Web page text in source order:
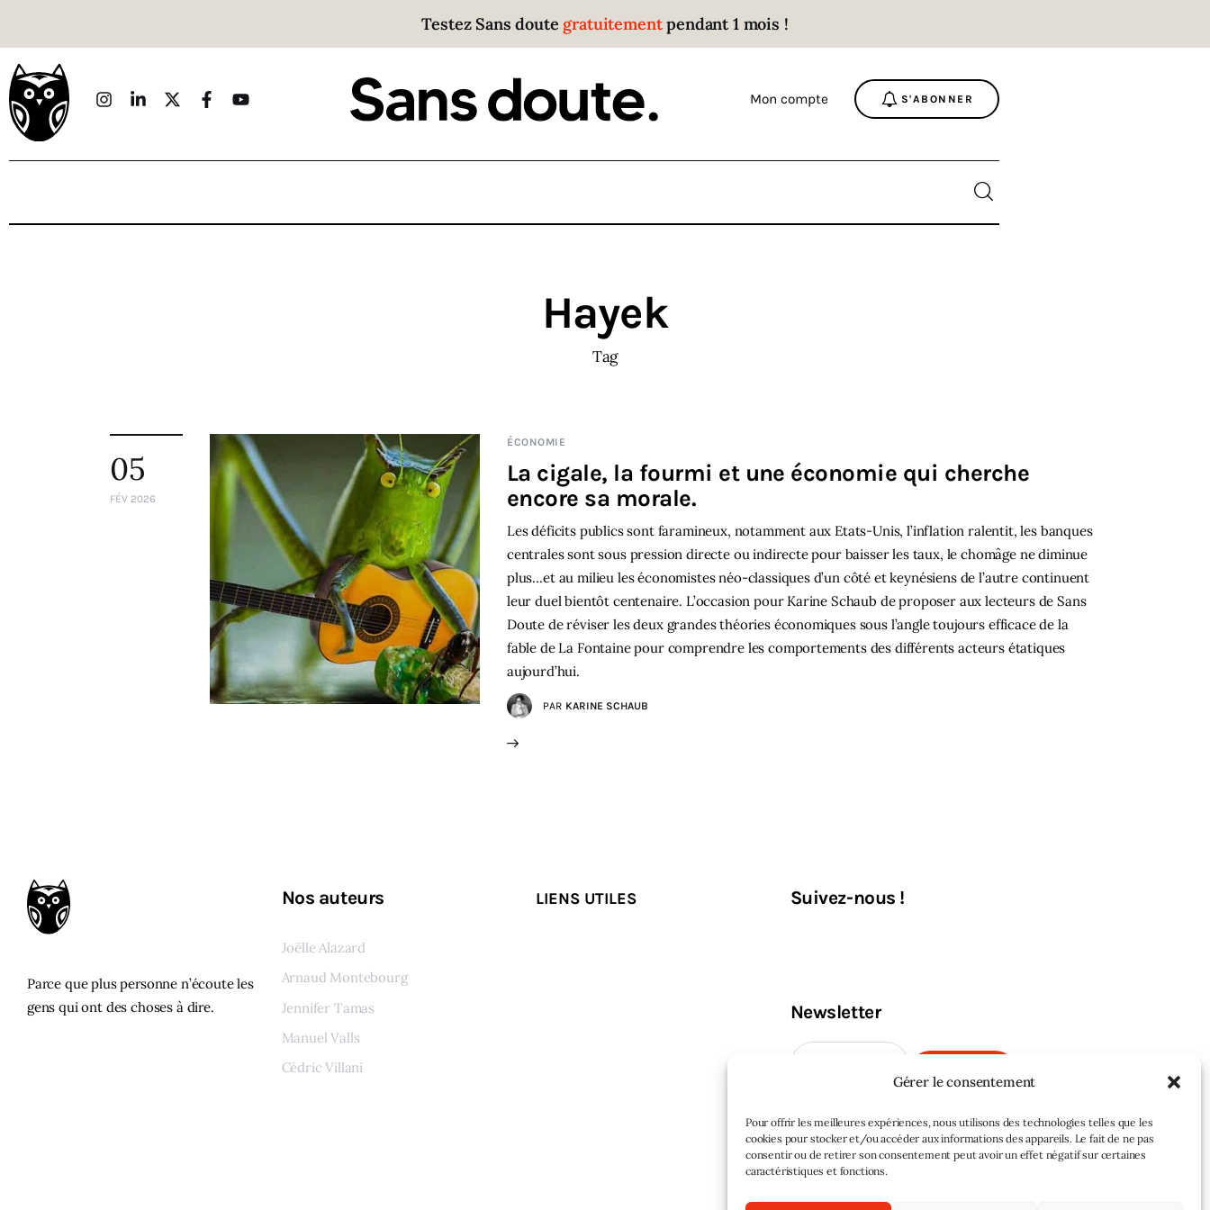
Gérer le consentement
Pour offrir les meilleures expériences, nous utilisons des technologies telles que les
cookies pour stocker et/ou accéder aux informations des appareils. Le fait de ne pas
consentir ou de retirer son consentement peut avoir un effet négatif sur certaines
caractéristiques et fonctions.
Testez Sans doute gratuitementpendant 1 mois !
Mon compte S'ABONNER
Sans doute
Parce que plus personne n’écoute les gens qui ont
des choses à dire.
Économie
Monde
Hayek
Tag
05
FÉV 2026
ÉCONOMIE
La cigale, la fourmi et une économie qui cherche
encore sa morale.
Les déficits publics sont faramineux, notamment aux Etats-Unis, l’inflation ralentit, les banques
centrales sont sous pression directe ou indirecte pour baisser les taux, le chomâge ne diminue
plus…et au milieu les économistes néo-classiques d’un côté et keynésiens de l’autre continuent
leur duel bientôt centenaire. L’occasion pour Karine Schaub de proposer aux lecteurs de Sans
Doute de réviser les deux grandes théories économiques sous l’angle toujours efficace de la
fable de La Fontaine pour comprendre les comportements des différents acteurs étatiques
aujourd’hui.
PAR KARINE SCHAUB
Parce que plus personne n’écoute les
gens qui ont des choses à dire.
Nos auteurs
Joëlle Alazard
Arnaud Montebourg
Jennifer Tamas
Manuel Valls
Cédric Villani
LIENS UTILES Suivez-nous !
Newsletter
M'INSCRIRE